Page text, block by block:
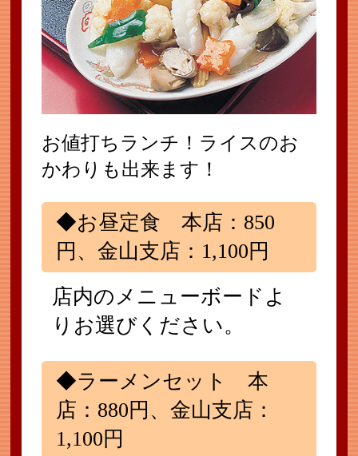
お値打ちランチ！ライスのお
かわりも出来ます！
◆お昼定食 本店：850
円、金山支店：1,100円
店内のメニューボードよ
りお選びください。
◆ラーメンセット 本
店：880円、金山支店：
1,100円